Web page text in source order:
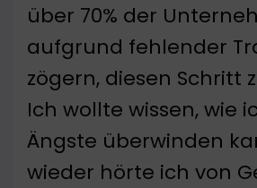
über 70% der
aufgrund fehlender
zögern, diesen Schritt
Ich wollte wissen, wie
Ängste überwinden
wieder hörte ich von